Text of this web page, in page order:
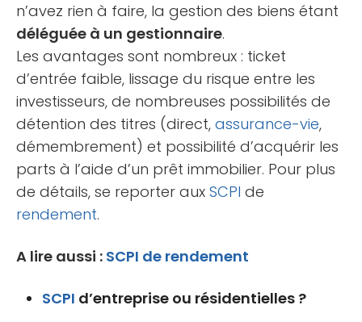
n’avez rien à faire, la gestion des biens étant
déléguée à un gestionnaire.
Les avantages sont nombreux : ticket
d’entrée faible, lissage du risque entre les
investisseurs, de nombreuses possibilités de
détention des titres (direct, assurance-vie,
démembrement) et possibilité d’acquérir les
parts à l’aide d’un prêt immobilier. Pour plus
de détails, se reporter aux SCPI de
rendement.
A lire aussi : SCPI de rendement
SCPI d’entreprise ou résidentielles ?